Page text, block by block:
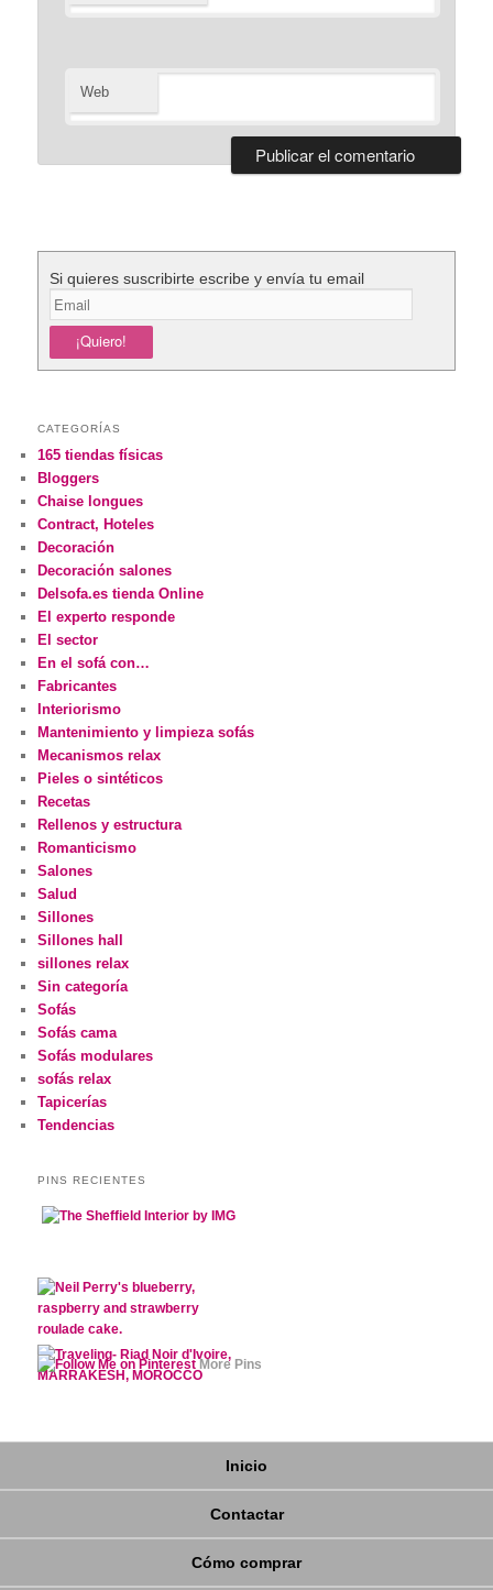
Web
Si quieres suscribirte escribe y envía tu email
CATEGORÍAS
165 tiendas físicas
Bloggers
Chaise longues
Contract, Hoteles
Decoración
Decoración salones
Delsofa.es tienda Online
El experto responde
El sector
En el sofá con…
Fabricantes
Interiorismo
Mantenimiento y limpieza sofás
Mecanismos relax
Pieles o sintéticos
Recetas
Rellenos y estructura
Romanticismo
Salones
Salud
Sillones
Sillones hall
sillones relax
Sin categoría
Sofás
Sofás cama
Sofás modulares
sofás relax
Tapicerías
Tendencias
PINS RECIENTES
More Pins
Inicio
Contactar
Cómo comprar